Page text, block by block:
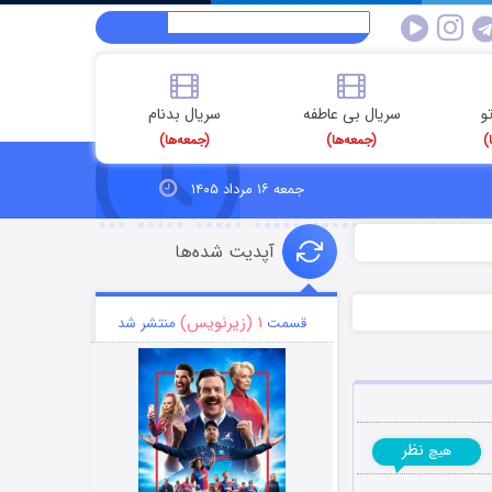
سریال بی عاطفه
(جمعه‌ها)
سریال بدنام
(جمعه‌ها)
جمعه ۱۶ مرداد ۱۴۰۵
هیچ نظر
آپدیت شده‌ها
قسمت ۱ (زیرنویس) منتشر شد